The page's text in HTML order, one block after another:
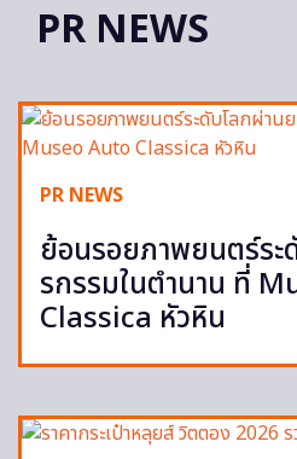
PR NEWS
PR NEWS
ย้อนรอยภาพยนตร์ร
รกรรมในตำนาน ที่
Classica หัวหิน